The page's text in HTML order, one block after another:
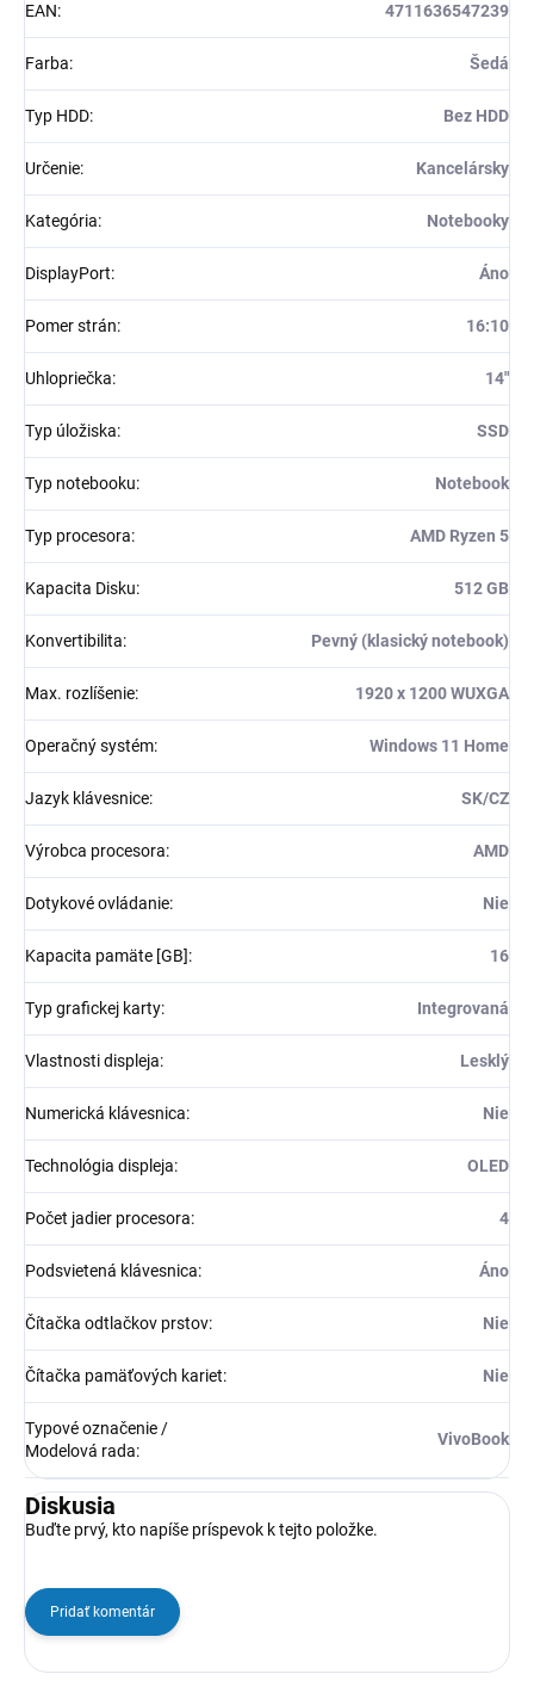
EAN: 4711636547239
Farba: Šedá
Typ HDD: Bez HDD
Určenie: Kancelársky
Kategória: Notebooky
DisplayPort: Áno
Pomer strán: 16:10
Uhlopriečka: 14"
Typ úložiska: SSD
Typ notebooku: Notebook
Typ procesora: AMD Ryzen 5
Kapacita Disku: 512 GB
Konvertibilita: Pevný (klasický notebook)
Max. rozlíšenie: 1920 x 1200 WUXGA
Operačný systém: Windows 11 Home
Jazyk klávesnice: SK/CZ
Výrobca procesora: AMD
Dotykové ovládanie: Nie
Kapacita pamäte [GB]: 16
Typ grafickej karty: Integrovaná
Vlastnosti displeja: Lesklý
Numerická klávesnica: Nie
Technológia displeja: OLED
Počet jadier procesora: 4
Podsvietená klávesnica: Áno
Čítačka odtlačkov prstov: Nie
Čítačka pamäťových kariet: Nie
Typové označenie /
Modelová rada:
VivoBook
Diskusia
Buďte prvý, kto napíše príspevok k tejto položke.
Pridať komentár